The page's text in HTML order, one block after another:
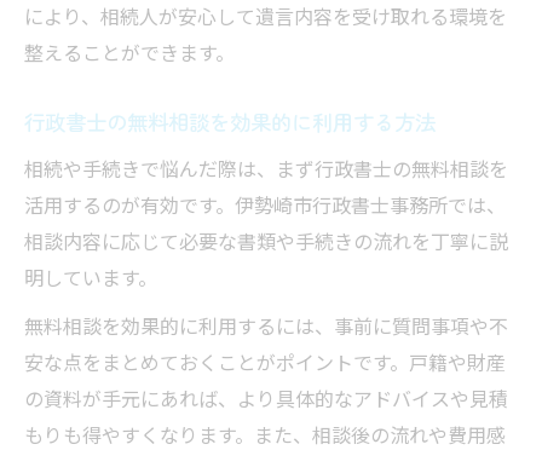
により、相続人が安心して遺言内容を受け取れる環境を
整えることができます。
行政書士の無料相談を効果的に利用する方法
相続や手続きで悩んだ際は、まず行政書士の無料相談を
活用するのが有効です。伊勢崎市行政書士事務所では、
相談内容に応じて必要な書類や手続きの流れを丁寧に説
明しています。
無料相談を効果的に利用するには、事前に質問事項や不
安な点をまとめておくことがポイントです。戸籍や財産
の資料が手元にあれば、より具体的なアドバイスや見積
もりも得やすくなります。また、相談後の流れや費用感